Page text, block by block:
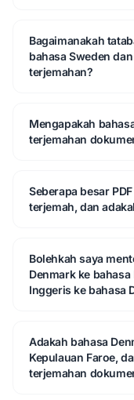
Bagaimanakah
bahasa Sweden
terjemahan?
Mengapakah
terjemahan
Seberapa besar
terjemah, dan
Bolehkah saya
Denmark ke
Inggeris ke bahasa
Adakah bahasa
Kepulauan Faroe,
terjemahan